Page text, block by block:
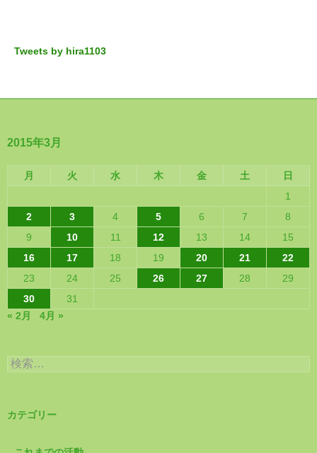
Tweets by hira1103
2015年3月
月 火 水 木 金 土
日
1
2
3 4 5 6 7
8
9
10 11 12 13 14
15
16
17 18 19 20 21
22
23
24 25 26 27 28
29
30
31
« 2月
4月 »
検
索:
カテゴリー